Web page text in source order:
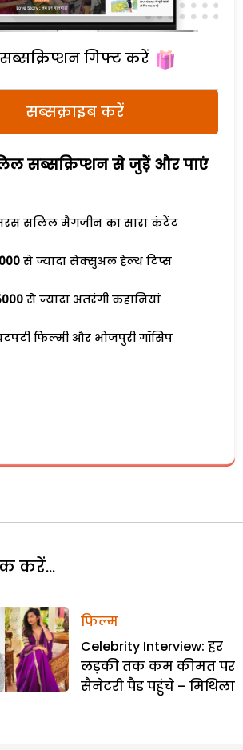
सब्सक्रिप्शन गिफ्ट करें
सब्सक्राइब करें
सब्सक्रिप्शन से जुड़ेें और पाएं
सलिल मैगजीन का सारा कंटेंट
से ज्यादा सेक्सुअल हेल्थ टिप्स
से ज्यादा अतरंगी कहानियां
फिल्मी और भोजपुरी गॉसिप
करें...
फिल्म
Celebrity Interview: हर
लड़की तक कम कीमत पर
सैनेटरी पैड पहुंचे – मिथिला